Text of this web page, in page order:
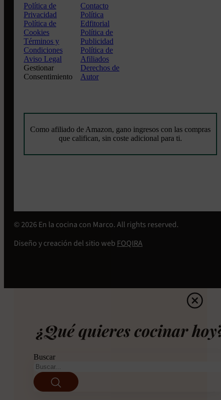
Política de
Privacidad
Política de
Cookies
Términos y
Condiciones
Aviso Legal
Gestionar
Consentimiento
Contacto
Política
Edfitorial
Política de
Publicidad
Política de
Afiliados
Derechos de
Autor
Como afiliado de Amazon, gano ingresos con las compras
que califican, sin coste adicional para ti.
© 2026 En la cocina con Marco. All rights reserved.
Diseño y creación del sitio web FOQIRA
¿Qué quieres cocinar
Buscar